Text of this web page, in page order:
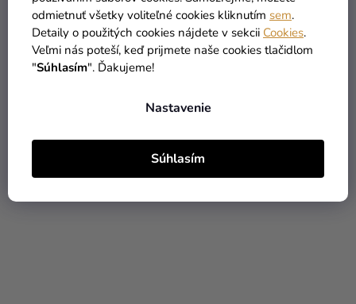
odmietnuť všetky voliteľné cookies kliknutím sem.
Detaily o použitých cookies nájdete v sekcii Cookies.
Veľmi nás poteší, keď prijmete naše cookies tlačidlom
"Súhlasím". Ďakujeme!
Nastavenie
Súhlasím
Spiderman čierny hrnček,
podtácka a kľúčenka
15,29 €
man
31,49 €